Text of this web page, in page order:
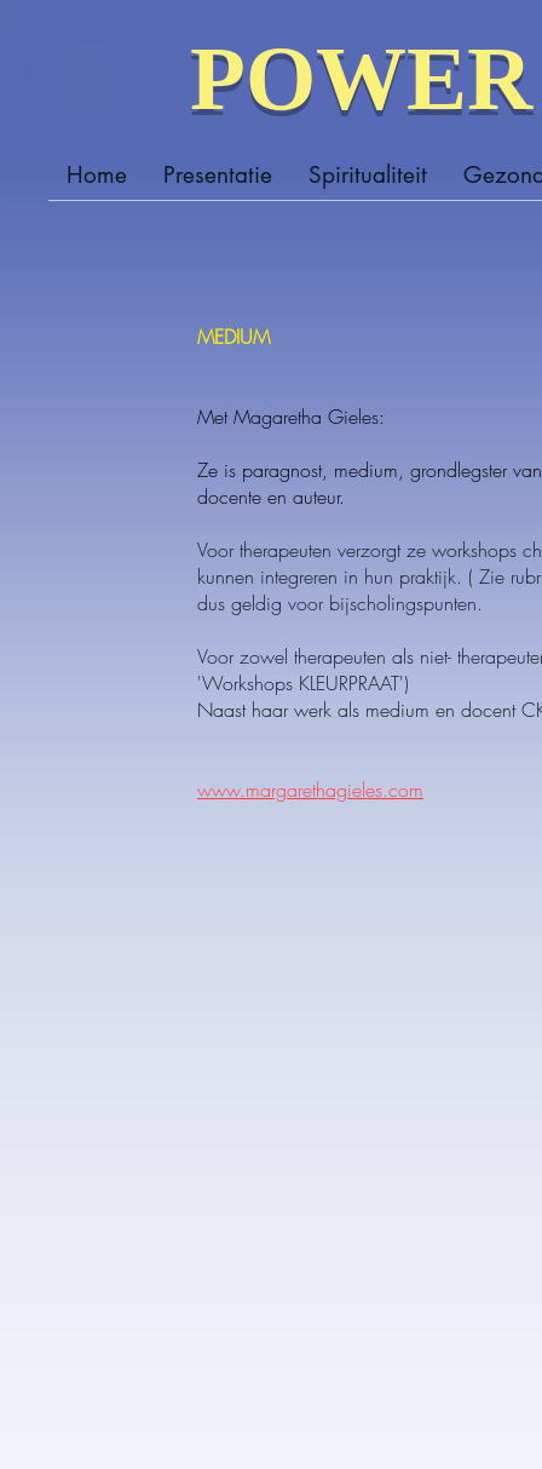
Home Presentatie Spiritualiteit
MEDIUM
Met Magaretha Gieles:
Ze is paragnost, medium, grondlegster
docente en auteur.
Voor therapeuten verzorgt ze workshops
kunnen integreren in hun praktijk. ( Zie
dus geldig voor bijscholingspunten.
Voor zowel therapeuten als niet-
'Workshops KLEURPRAAT')
Naast haar werk als medium en docent
www.margarethagieles.com